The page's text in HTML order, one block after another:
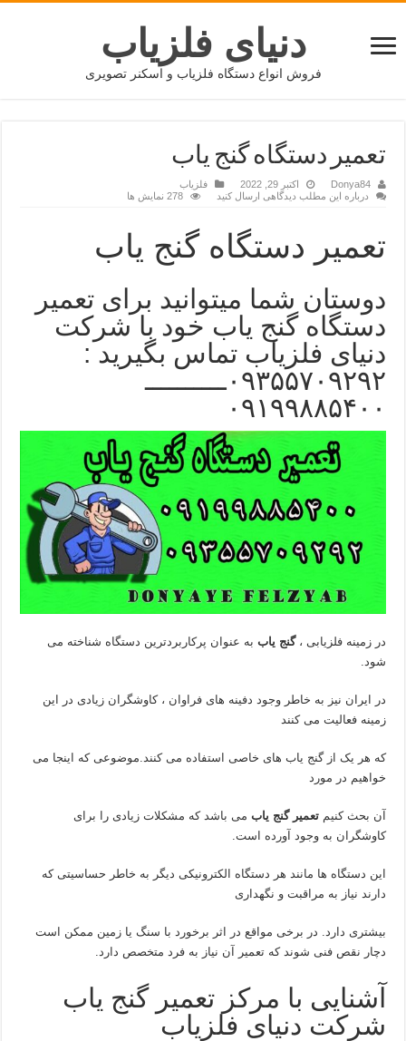
دنیای فلزیاب
فروش انواع دستگاه فلزیاب و اسکنر تصویری
تعمیر دستگاه گنج یاب
Donya84 اکتبر 29, 2022
فلزیاب
درباره این مطلب دیدگاهی ارسال کنید
278 نمایش ها
تعمیر دستگاه گنج یاب
دوستان شما میتوانید برای تعمیر
دستگاه گنج یاب خود با شرکت
دنیای فلزیاب تماس بگیرید :
۰۹۳۵۵۷۰۹۲۹۲ــــــــــ
۰۹۱۹۹۸۸۵۴۰۰
در زمینه فلزیابی ،گنج یاب به عنوان پرکاربردترین دستگاه شناخته می
شود.
در ایران نیز به خاطر وجود دفینه های فراوان ، کاوشگران زیادی در این
زمینه فعالیت می کنند
که هر یک از گنج یاب های خاصی استفاده می کنند.موضوعی که اینجا می
خواهیم در مورد
آن بحث کنیمتعمیر گنج یاب می باشد که مشکلات زیادی را برای
کاوشگران به وجود آورده است.
این دستگاه ها مانند هر دستگاه الکترونیکی دیگر به خاطر حساسیتی که
دارند نیاز به مراقبت و نگهداری
بیشتری دارد. در برخی مواقع در اثر برخورد با سنگ یا زمین ممکن است
دچار نقص فنی شوند که تعمیر آن نیاز به فرد متخصص دارد.
آشنایی با مرکز تعمیر گنج یاب
شرکت دنیای فلزیاب